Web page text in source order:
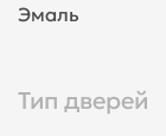
Эмаль
Тип дверей